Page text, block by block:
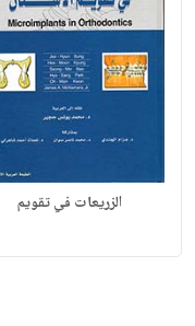
الزريعات في تقويم